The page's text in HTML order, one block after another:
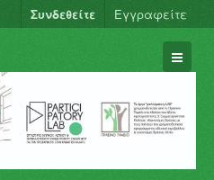
Συνδεθείτε Εγγραφείτε